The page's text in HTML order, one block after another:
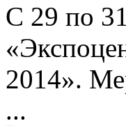
С 29 по
2014».
...